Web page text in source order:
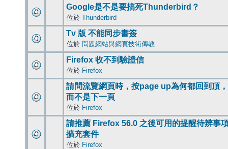
Google是不是要搞死Thunderbird？
位於 Thunderbird
Tv 版 不能同步書簽
位於 問題網站與網頁技術傳教
Firefox 收不到驗證信
位於 Firefox
請問流覽網頁時，按page up為何都回到頂，
而不是下一頁
位於 Firefox
請推薦 Firefox 56.0 之後可用的提醒待辨事
擴充套件
位於 Firefox